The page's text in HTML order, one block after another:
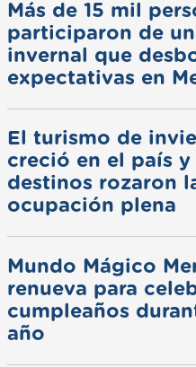
Más de 15 mil
participaron de
invernal que
expectativas en
El turismo de
creció en el país y
destinos rozaron
ocupación plena
Mundo Mágico
renueva para
cumpleaños
año